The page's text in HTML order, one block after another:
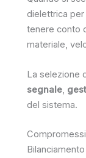
dielettrica per
tenere conto
materiale,
La selezione
segnale
del sistema.